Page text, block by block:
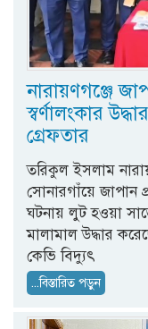
নারায়ণগঞ্জে
স্বর্ণালংকার
গ্রেফতার
তরিকুল ইসলাম
সোনারগাঁয়ে জাপান
ঘটনায় লুট হওয়া
মালামাল উদ্ধার
কেভি বিদ্যুৎ
...বিস্তারিত পড়ুন